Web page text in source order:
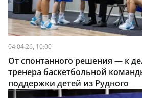
04.04.26, 10:00
От спонтанного решения — к
тренера баскетбольной
поддержки детей из Рудного